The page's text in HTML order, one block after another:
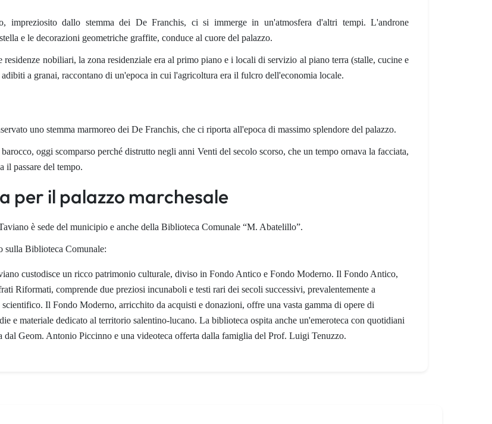
impreziosito dallo stemma dei De Franchis, ci si immerge in un'atmosfera d'altri tempi. L'androne
e le decorazioni geometriche graffite, conduce al cuore del palazzo.
residenze nobiliari, la zona residenziale era al primo piano e i locali di servizio al piano terra (stalle, cucine e
a granai, raccontano di un'epoca in cui l'agricoltura era il fulcro dell'economia locale.
uno stemma marmoreo dei De Franchis, che ci riporta all'epoca di massimo splendore del palazzo.
oggi scomparso perché distrutto negli anni Venti del secolo scorso, che un tempo ornava la facciata,
il passare del tempo.
per il palazzo marchesale
è sede del municipio e anche della Biblioteca Comunale “M. Abatelillo”.
sulla Biblioteca Comunale:
custodisce un ricco patrimonio culturale, diviso in Fondo Antico e Fondo Moderno. Il Fondo Antico,
Riformati, comprende due preziosi incunaboli e testi rari dei secoli successivi, prevalentemente a
Il Fondo Moderno, arricchito da acquisti e donazioni, offre una vasta gamma di opere di
e materiale dedicato al territorio salentino-lucano. La biblioteca ospita anche un'emeroteca con quotidiani
dal Geom. Antonio Piccinno e una videoteca offerta dalla famiglia del Prof. Luigi Tenuzzo.